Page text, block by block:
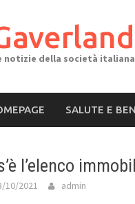
notizie della società italiana
SALUTE E
l’elenco
10/2021 admin